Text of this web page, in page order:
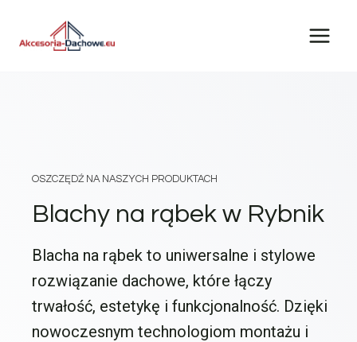
OSZCZĘDŹ NA NASZYCH PRODUKTACH
Blachy na rąbek w Rybnik
Blacha na rąbek to uniwersalne i stylowe
rozwiązanie dachowe, które łączy
trwałość, estetykę i funkcjonalność. Dzięki
nowoczesnym technologiom montażu i